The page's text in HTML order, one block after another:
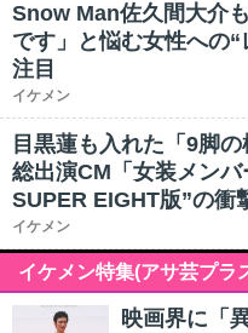
Snow Man佐久間大介
です」と悩む女性への
注目
イケメン
目黒蓮も入れた「9脚
総出演CM「女装メン
SUPER EIGHT版”の衝
イケメン
イケメン特集(アサ芸プラ
映画界に「